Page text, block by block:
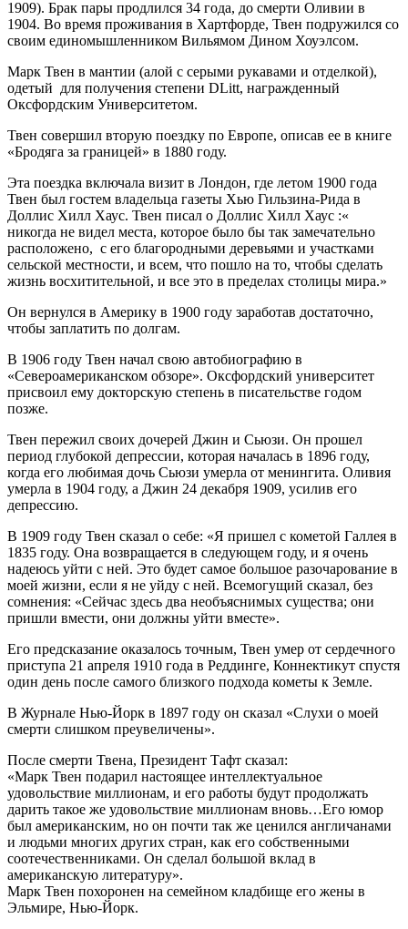
1909). Брак пары продлился 34 года, до смерти Оливии в
1904. Во время проживания в Хартфорде, Твен подружился со
своим единомышленником Вильямом Дином Хоуэлсом.
Марк Твен в мантии (алой с серыми рукавами и отделкой),
одетый для получения степени DLitt, награжденный
Оксфордским Университетом.
Твен совершил вторую поездку по Европе, описав ее в книге
«Бродяга за границей» в 1880 году.
Эта поездка включала визит в Лондон, где летом 1900 года
Твен был гостем владельца газеты Хью Гильзина-Рида в
Доллис Хилл Хаус. Твен писал о Доллис Хилл Хаус :«
никогда не видел места, которое было бы так замечательно
расположено, с его благородными деревьями и участками
сельской местности, и всем, что пошло на то, чтобы сделать
жизнь восхитительной, и все это в пределах столицы мира.»
Он вернулся в Америку в 1900 году заработав достаточно,
чтобы заплатить по долгам.
В 1906 году Твен начал свою автобиографию в
«Североамериканском обзоре». Оксфордский университет
присвоил ему докторскую степень в писательстве годом
позже.
Твен пережил своих дочерей Джин и Сьюзи. Он прошел
период глубокой депрессии, которая началась в 1896 году,
когда его любимая дочь Сьюзи умерла от менингита. Оливия
умерла в 1904 году, а Джин 24 декабря 1909, усилив его
депрессию.
В 1909 году Твен сказал о себе: «Я пришел с кометой Галлея в
1835 году. Она возвращается в следующем году, и я очень
надеюсь уйти с ней. Это будет самое большое разочарование в
моей жизни, если я не уйду с ней. Всемогущий сказал, без
сомнения: «Сейчас здесь два необъяснимых существа; они
пришли вмести, они должны уйти вместе».
Его предсказание оказалось точным, Твен умер от сердечного
приступа 21 апреля 1910 года в Реддинге, Коннектикут спустя
один день после самого близкого подхода кометы к Земле.
В Журнале Нью-Йорк в 1897 году он сказал «Слухи о моей
смерти слишком преувеличены».
После смерти Твена, Президент Тафт сказал:
«Марк Твен подарил настоящее интеллектуальное
удовольствие миллионам, и его работы будут продолжать
дарить такое же удовольствие миллионам вновь…Его юмор
был американским, но он почти так же ценился англичанами
и людьми многих других стран, как его собственными
соотечественниками. Он сделал большой вклад в
американскую литературу».
Марк Твен похоронен на семейном кладбище его жены в
Эльмире, Нью-Йорк.